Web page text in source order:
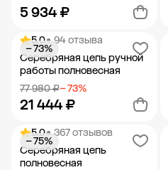
5 934 ₽
Добавить в корзину
5.0• 94 отзыва
Серебряная цепь ручной
работы полновесная
77 980 ₽− 73%
21 444 ₽
− 73%
Добавить в корзину
5.0• 367 отзывов
Серебряная цепь
полновесная
− 75%